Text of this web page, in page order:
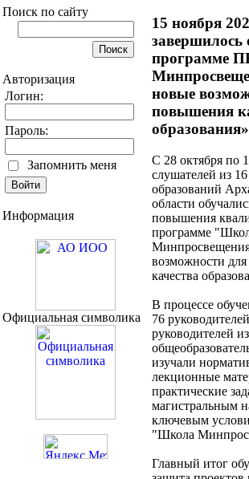
Поиск по сайту
Авторизация
Логин:
Пароль:
Запомнить меня
Информация
Официальная символика
15 ноября
завершилось
программе
новые
повышения
образования»
С 28 октября по
слушателей из
образований
области
повышения
программе
возможности
качества
В процессе
76
руководителей
изучали
лекционные
практические
магистральным
ключевым
"Школа
Главный итог